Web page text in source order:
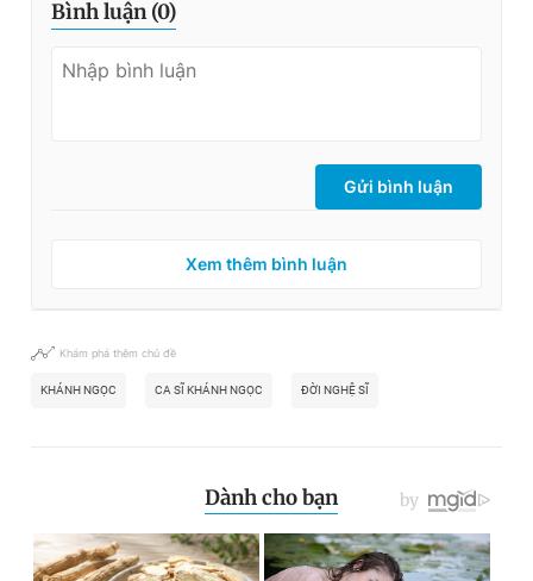
Bình luận (0)
Gửi bình luận
Xem thêm bình luận
Khám phá thêm chủ đề
KHÁNH NGỌC CA SĨ KHÁNH NGỌC ĐỜI NGHỆ SĨ